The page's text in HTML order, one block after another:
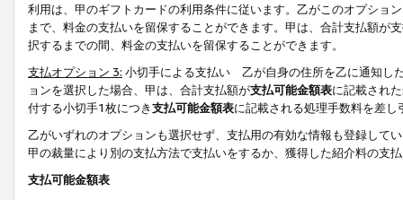
利用は、甲のギフトカードの利用条件に従います。乙がこのオプショ
まで、料金の支払いを留保することができます。甲は、合計支払額が
択するまでの間、料金の支払いを留保することができます。
支払オプション 3: 小切手による支払い 乙が自身の住所を乙に通知し
ョンを選択した場合、甲は、合計支払額が支払可能金額表に記載され
付する小切手1枚につき支払可能金額表に記載される処理手数料を差し
乙がいずれのオプションも選択せず、支払用の有効な情報も登録して
甲の裁量により別の支払方法で支払いをするか、獲得した紹介料の支
支払可能金額表